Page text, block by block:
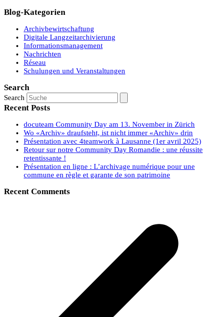
Blog-Kategorien
Archivbewirtschaftung
Digitale Langzeitarchivierung
Informationsmanagement
Nachrichten
Réseau
Schulungen und Veranstaltungen
Search
Search
Recent Posts
docuteam Community Day am 13. November in Zürich
Wo «Archiv» draufsteht, ist nicht immer «Archiv» drin
Présentation avec 4teamwork à Lausanne (1er avril 2025)
Retour sur notre Community Day Romandie : une réussite
retentissante !
Présentation en ligne : L’archivage numérique pour une
commune en règle et garante de son patrimoine
Recent Comments